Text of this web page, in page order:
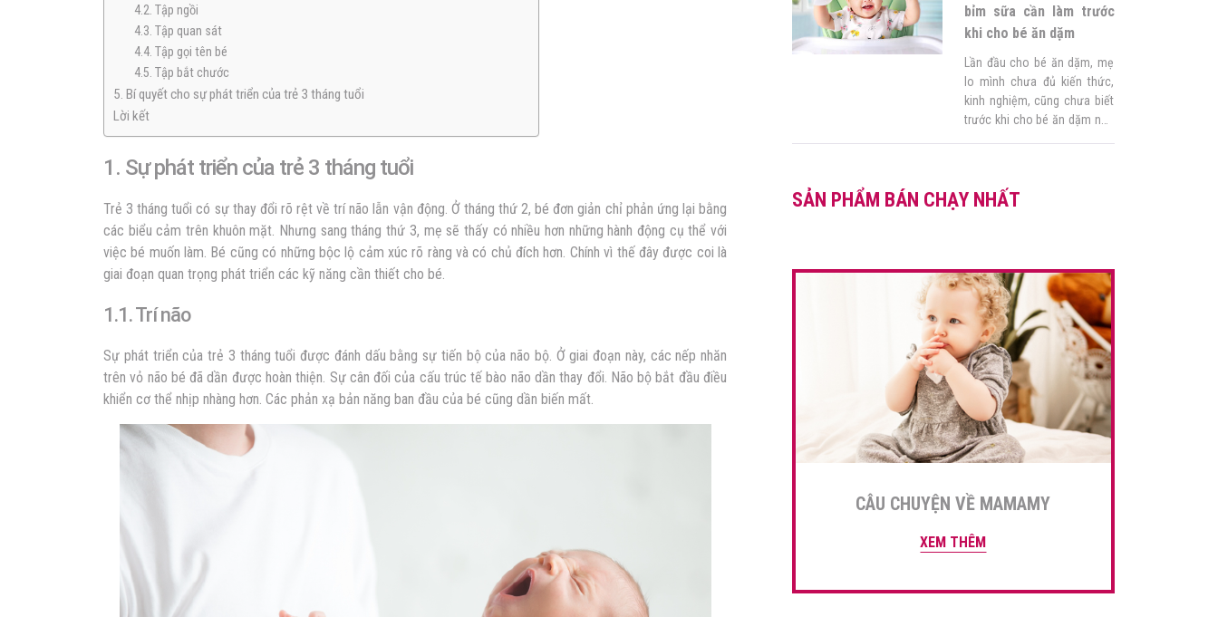
4.2. Tập ngồi
4.3. Tập quan sát
4.4. Tập gọi tên bé
4.5. Tập bắt chước
5. Bí quyết cho sự phát triển của trẻ 3 tháng tuổi
Lời kết
1. Sự phát triển của trẻ 3 tháng tuổi
Trẻ 3 tháng tuổi có sự thay đổi rõ rệt về trí não lẫn vận động. Ở tháng thứ 2, bé đơn giản chỉ phản ứng lại bằng
các biểu cảm trên khuôn mặt. Nhưng sang tháng thứ 3, mẹ sẽ thấy có nhiều hơn những hành động cụ thể với
việc bé muốn làm. Bé cũng có những bộc lộ cảm xúc rõ ràng và có chủ đích hơn. Chính vì thế đây được coi là
giai đoạn quan trọng phát triển các kỹ năng cần thiết cho bé.
1.1. Trí não
Sự phát triển của trẻ 3 tháng tuổi được đánh dấu bằng sự tiến bộ của não bộ. Ở giai đoạn này, các nếp nhăn
trên vỏ não bé đã dần được hoàn thiện. Sự cân đối của cấu trúc tế bào não dần thay đổi. Não bộ bắt đầu điều
khiển cơ thể nhịp nhàng hơn. Các phản xạ bản năng ban đầu của bé cũng dần biến mất.
sữa và gợi ý cho mẹ 3 loại
sữa tốt nhất, […]
bỉm sữa cần làm trước
khi cho bé ăn dặm
Lần đầu cho bé ăn dặm, mẹ
lo mình chưa đủ kiến thức,
kinh nghiệm, cũng chưa biết
trước khi cho bé ăn dặm nên
bé tập ăn dặm, tham khảo
SẢN PHẨM BÁN CHẠY NHẤT
CÂU CHUYỆN VỀ MAMAMY
XEM THÊM